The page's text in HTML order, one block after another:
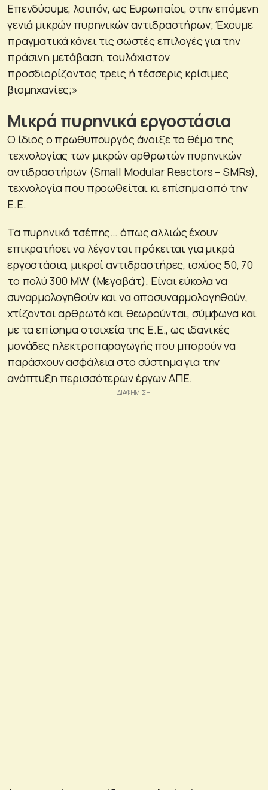
Επενδύουμε, λοιπόν, ως Ευρωπαίοι, στην επόμενη
γενιά μικρών πυρηνικών αντιδραστήρων; Έχουμε
πραγματικά κάνει τις σωστές επιλογές για την
πράσινη μετάβαση, τουλάχιστον
προσδιορίζοντας τρεις ή τέσσερις κρίσιμες
βιομηχανίες;»
Μικρά πυρηνικά εργοστάσια
Ο ίδιος ο πρωθυπουργός άνοιξε το θέμα της
τεχνολογίας των μικρών αρθρωτών πυρηνικών
αντιδραστήρων (Small Modular Reactors – SMRs),
τεχνολογία που προωθείται κι επίσημα από την
Ε.Ε.
Τα πυρηνικά τσέπης… όπως αλλιώς έχουν
επικρατήσει να λέγονται πρόκειται για μικρά
εργοστάσια, μικροί αντιδραστήρες, ισχύος 50, 70
το πολύ 300 MW (Μεγαβάτ). Είναι εύκολα να
συναρμολογηθούν και να αποσυναρμολογηθούν,
χτίζονται αρθρωτά και θεωρούνται, σύμφωνα και
με τα επίσημα στοιχεία της Ε.Ε., ως ιδανικές
μονάδες ηλεκτροπαραγωγής που μπορούν να
παράσχουν ασφάλεια στο σύστημα για την
ανάπτυξη περισσότερων έργων ΑΠΕ.